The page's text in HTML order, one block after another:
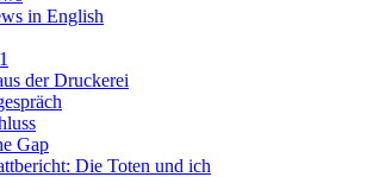
in English
der Druckerei
Gap
Die Toten und ich